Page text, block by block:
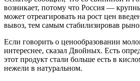
возникает, потому что Россия —
может отреагировать на рост цен
вывоз, тем самым стабилизировав
Если говорить о ценообразовании
интереснее, сказал Двойных. Есть
этот продукт стали больше есть в
нежели в натуральном.